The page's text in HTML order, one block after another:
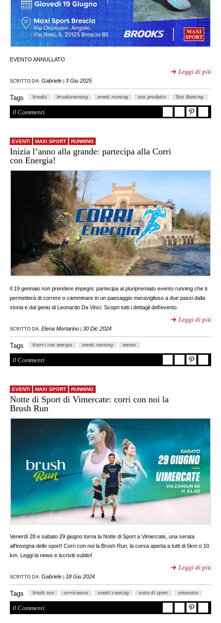
EVENTO ANNULLATO
Leggi di più
SCRITTO DA: Gabriele 3 Giu 2025
Tags brooks brooksrunning eventi running test prodotto Test Running
0 Commenti
EVENTI MAXI SPORT RUNNING
Inizia l’anno alla grande: partecipa alla Corri
con Energia!
Il 19 gennaio non prendere impegni: partecipa al pluripremiato evento running che ti
permetterà di correre o camminare in un paesaggio meraviglioso a due passi dalla
storia e dal genio di Leonardo Da Vinci. Scopri tutti i dettagli dell’evento
Leggi di più
SCRITTO DA: Elena Mortarino 30 Dic 2024
Tags #corri con energia eventi running evento
0 Commenti
EVENTI MAXI SPORT RUNNING
Notte di Sport di Vimercate: corri con noi la
Brush Run
Venerdì 28 e sabato 29 giugno torna la Notte di Sport a Vimercate, una serata
all’insegna dello sport! Corri con noi la Brush Run, la corsa aperta a tutti di 5km o 10
km. Leggi la news e iscriviti subito!
Leggi di più
SCRITTO DA: Gabriele 18 Giu 2024
Tags brush run corriconnoi eventi running notte di sport vimercate
0 Commenti